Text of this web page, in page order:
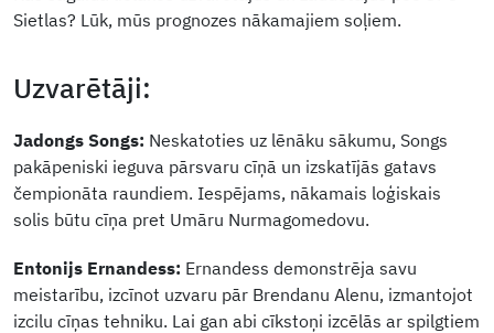
Sietlas? Lūk, mūs prognozes nākamajiem soļiem.
Uzvarētāji:
Jadongs Songs: Neskatoties uz lēnāku sākumu, Songs
pakāpeniski ieguva pārsvaru cīņā un izskatījās gatavs
čempionāta raundiem. Iespējams, nākamais loģiskais
solis būtu cīņa pret Umāru Nurmagomedovu.
Entonijs Ernandess: Ernandess demonstrēja savu
meistarību, izcīnot uzvaru pār Brendanu Alenu, izmantojot
izcilu cīņas tehniku. Lai gan abi cīkstoņi izcēlās ar spilgtiem